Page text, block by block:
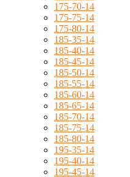
175-70-14
175-75-14
175-80-14
185-35-14
185-40-14
185-45-14
185-50-14
185-55-14
185-60-14
185-65-14
185-70-14
185-75-14
185-80-14
195-35-14
195-40-14
195-45-14